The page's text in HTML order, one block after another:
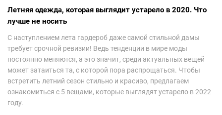
Летняя одежда, которая выглядит устарело в 2020. Что
лучше не носить
С наступлением лета гардероб даже самой стильной дамы
требует срочной ревизии! Ведь тенденции в мире моды
постоянно меняются, а это значит, среди актуальных вещей
может затаиться та, с которой пора распрощаться. Чтобы
встретить летний сезон стильно и красиво, предлагаем
ознакомиться с 5 вещами, которые выглядят устарело в 2022
году.